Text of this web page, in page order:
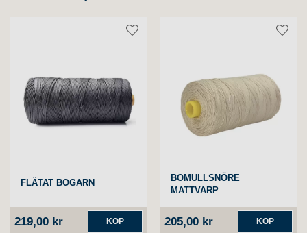
FLÄTAT BOGARN
219,00 kr KÖP
BOMULLSNÖRE
MATTVARP
205,00 kr KÖP